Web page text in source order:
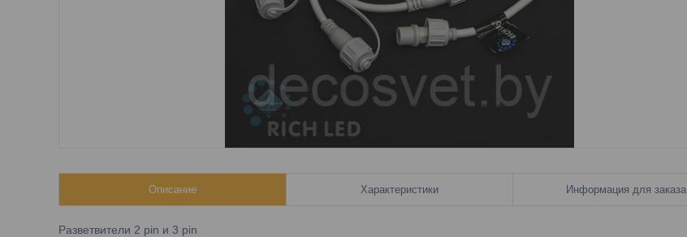
Описание Характеристики Информация для заказа
Разветвители 2 pin и 3 pin